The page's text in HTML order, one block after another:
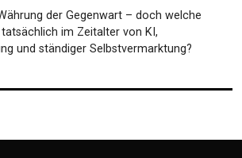
der Gegenwart – doch welche
im Zeitalter von KI,
und ständiger Selbstvermarktung?